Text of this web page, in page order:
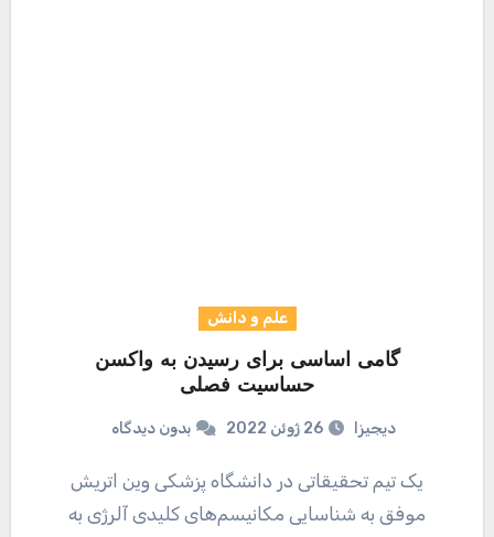
علم و دانش
گامی اساسی برای رسیدن به واکسن
حساسیت فصلی
دیجیزا 26 ژوئن 2022 بدون دیدگاه
یک تیم تحقیقاتی در دانشگاه پزشکی وین اتریش
موفق به شناسایی مکانیسم‌های کلیدی آلرژی به